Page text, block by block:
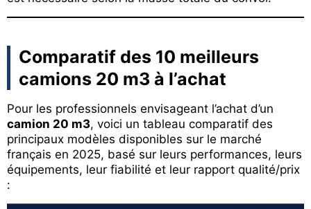
Comparatif des 10 meilleurs
camions 20 m3 à l’achat
Pour les professionnels envisageant l’achat d’un
camion 20 m3, voici un tableau comparatif des
principaux modèles disponibles sur le marché
français en 2025, basé sur leurs performances, leurs
équipements, leur fiabilité et leur rapport qualité/prix
: